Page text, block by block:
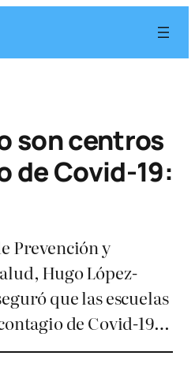
son centros
de Covid-19:
Prevención y
Hugo López-
que las escuelas
de Covid-19…